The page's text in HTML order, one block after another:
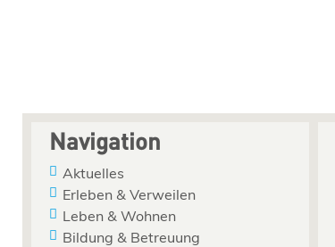
Navigation
Aktuelles
Erleben & Verweilen
Leben & Wohnen
Bildung & Betreuung